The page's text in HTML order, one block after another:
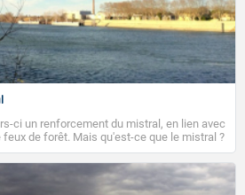
ROUGE
ci un renforcement du mistral, en lien avec
de forêt. Mais qu'est-ce que le mistral ?
? Le mistral est un vent régional,
pouvant souffler à une vitesse moyenne
100 km/h en rafales, parfois davantage. Il
et la Provence et envahit le littoral